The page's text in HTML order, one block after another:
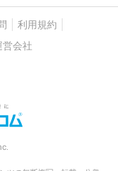
利用規約
営会社